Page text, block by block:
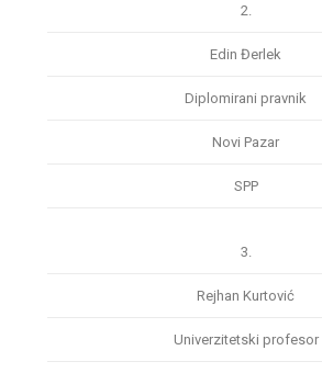
2.
Edin Đerlek
Diplomirani pravnik
Novi Pazar
SPP
3.
Rejhan Kurtović
Univerzitetski profesor